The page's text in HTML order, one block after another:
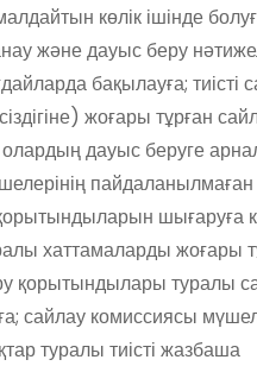
көлік ішінде
және дауыс беру
бақылауға; тиісті
жоғары тұрған
дауыс беруге
шығаруға
хаттамаларды жоғары
қорытындылары туралы
сайлау комиссиясы
туралы тиісті жазбаша